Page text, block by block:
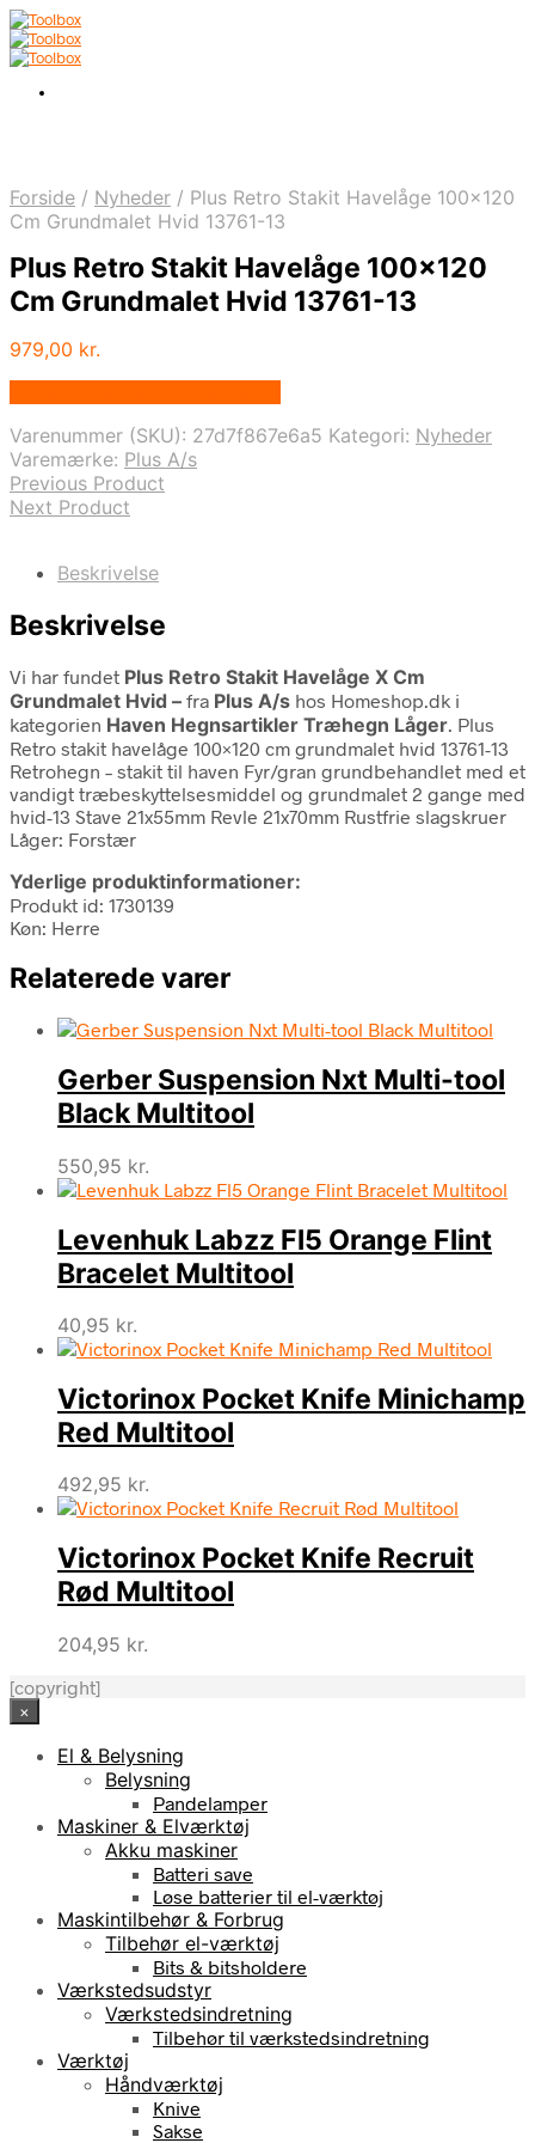
Forside / Nyheder / Plus Retro Stakit Havelåge 100×120
Cm Grundmalet Hvid 13761-13
Plus Retro Stakit Havelåge 100×120
Cm Grundmalet Hvid 13761-13
979,00 kr.
Varenummer (SKU): 27d7f867e6a5 Kategori: Nyheder
Varemærke: Plus A/s
Previous Product
Next Product
Beskrivelse
Beskrivelse
Vi har fundet Plus Retro Stakit Havelåge X Cm
Grundmalet Hvid – fra Plus A/s hos Homeshop.dk i
kategorien Haven Hegnsartikler Træhegn Låger. Plus
Retro stakit havelåge 100×120 cm grundmalet hvid 13761-13
Retrohegn – stakit til haven Fyr/gran grundbehandlet med et
vandigt træbeskyttelsesmiddel og grundmalet 2 gange med
hvid-13 Stave 21x55mm Revle 21x70mm Rustfrie slagskruer
Låger: Forstær
Yderlige produktinformationer:
Produkt id: 1730139
Køn: Herre
Relaterede varer
Gerber Suspension Nxt Multi-tool
Black Multitool
550,95 kr.
Levenhuk Labzz Fl5 Orange Flint
Bracelet Multitool
40,95 kr.
Victorinox Pocket Knife Minichamp
Red Multitool
492,95 kr.
Victorinox Pocket Knife Recruit
Rød Multitool
204,95 kr.
[copyright]
×
El & Belysning
Belysning
Pandelamper
Maskiner & Elværktøj
Akku maskiner
Batteri save
Løse batterier til el-værktøj
Maskintilbehør & Forbrug
Tilbehør el-værktøj
Bits & bitsholdere
Værkstedsudstyr
Værkstedsindretning
Tilbehør til værkstedsindretning
Værktøj
Håndværktøj
Knive
Sakse